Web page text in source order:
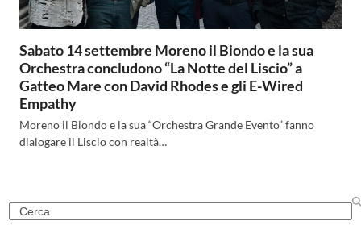
Sabato 14 settembre Moreno il Biondo e la sua
Orchestra concludono “La Notte del Liscio” a
Gatteo Mare con David Rhodes e gli E-Wired
Empathy
Moreno il Biondo e la sua “Orchestra Grande Evento” fanno
dialogare il Liscio con realtà…
Search